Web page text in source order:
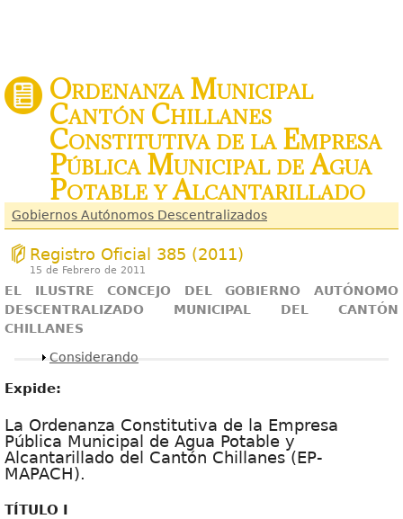
Ordenanza Municipal
Cantón Chillanes
Constitutiva de la Empresa
Pública Municipal de Agua
Potable y Alcantarillado
Gobiernos Autónomos Descentralizados
Registro Oficial 385 (2011)
15 de Febrero de 2011
EL ILUSTRE CONCEJO DEL GOBIERNO AUTÓNOMO
DESCENTRALIZADO MUNICIPAL DEL CANTÓN
CHILLANES
Mostrar
Considerando
Expide:
La Ordenanza Constitutiva de la Empresa
Pública Municipal de Agua Potable y
Alcantarillado del Cantón Chillanes (EP-
MAPACH).
TÍTULO I